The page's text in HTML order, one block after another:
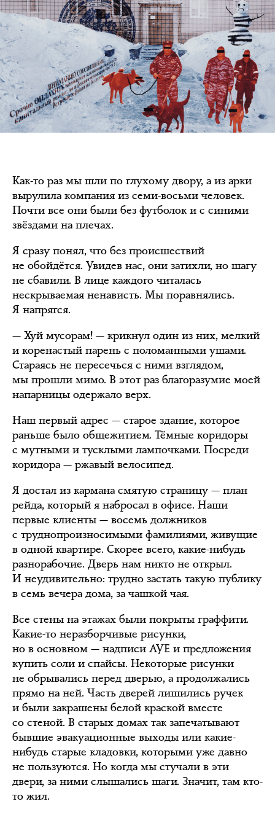
Как-то раз мы шли по глухому двору, а из арки
вырулила компания из семи-восьми человек.
Почти все они были без футболок и с синими
звёздами на плечах.
Я сразу понял, что без происшествий
не обойдётся. Увидев нас, они затихли, но шагу
не сбавили. В лице каждого читалась
нескрываемая ненависть. Мы поравнялись.
Я напрягся.
— Хуй мусорам! — крикнул один из них, мелкий
и коренастый парень с поломанными ушами.
Стараясь не пересечься с ними взглядом,
мы прошли мимо. В этот раз благоразумие моей
напарницы одержало верх.
Наш первый адрес — старое здание, которое
раньше было общежитием. Тёмные коридоры
с мутными и тусклыми лампочками. Посреди
коридора — ржавый велосипед.
Я достал из кармана смятую страницу — план
рейда, который я набросал в офисе. Наши
первые клиенты — восемь должников
с труднопроизносимыми фамилиями, живущие
в одной квартире. Скорее всего, какие-нибудь
разнорабочие. Дверь нам никто не открыл.
И неудивительно: трудно застать такую публику
в семь вечера дома, за чашкой чая.
Все стены на этажах были покрыты граффити.
Какие-то неразборчивые рисунки,
но в основном — надписи АУЕ и предложения
купить соли и спайсы. Некоторые рисунки
не обрывались перед дверью, а продолжались
прямо на ней. Часть дверей лишились ручек
и были закрашены белой краской вместе
со стеной. В старых домах так запечатывают
бывшие эвакуационные выходы или какие-
нибудь старые кладовки, которыми уже давно
не пользуются. Но когда мы стучали в эти
двери, за ними слышались шаги. Значит, там кто-
то жил.